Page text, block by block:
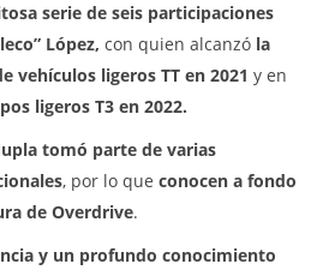
serie de seis participaciones
López, con quien alcanzó la
vehículos ligeros TT en 2021 y en
ligeros T3 en 2022.
tomó parte de varias
, por lo que conocen a fondo
de Overdrive.
y un profundo conocimiento